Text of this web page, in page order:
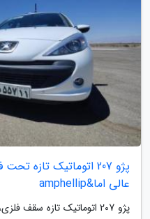
پژو 207 اتوماتیک
عالی اما&amphellip
پژو 207 اتوماتیک تازه سقف